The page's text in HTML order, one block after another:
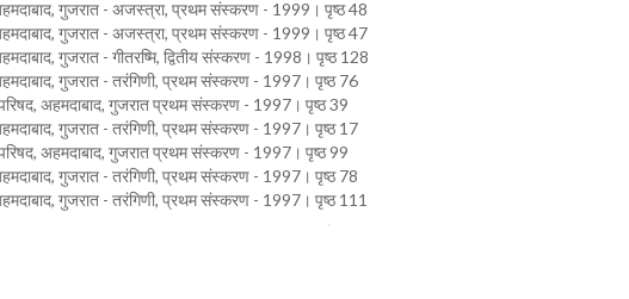
अहमदाबाद, गुजरात - अजस्त्रा, प्रथम संस्करण - 1999। पृष्ठ 48
अहमदाबाद, गुजरात - अजस्त्रा, प्रथम संस्करण - 1999। पृष्ठ 47
गुजरात - गीतरष्मि, द्वितीय संस्करण - 1998। पृष्ठ 128
अहमदाबाद, गुजरात - तरंगिणी, प्रथम संस्करण - 1997। पृष्ठ 76
परिषद, अहमदाबाद, गुजरात प्रथम संस्करण - 1997। पृष्ठ 39
अहमदाबाद, गुजरात - तरंगिणी, प्रथम संस्करण - 1997। पृष्ठ 17
परिषद, अहमदाबाद, गुजरात प्रथम संस्करण - 1997। पृष्ठ 99
गुजरात - तरंगिणी, प्रथम संस्करण - 1997। पृष्ठ 78
गुजरात - तरंगिणी, प्रथम संस्करण - 1997। पृष्ठ 111